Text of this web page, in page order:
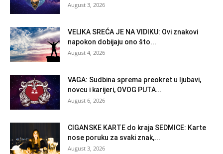
August 3, 2026
VELIKA SREĆA JE NA VIDIKU: Ovi znakovi
napokon dobijaju ono što...
August 4, 2026
VAGA: Sudbina sprema preokret u ljubavi,
novcu i karijeri, OVOG PUTA...
August 6, 2026
CIGANSKE KARTE do kraja SEDMICE: Karte
nose poruku za svaki znak,...
August 3, 2026